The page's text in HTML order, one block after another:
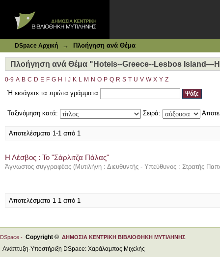
DSpace Αρχική → Πλοήγηση ανά Θέμα
Πλοήγηση ανά Θέμα "Hotels--Greece--Lesbos
0-9 A B C D E F G H J K L M N O P Q R S T U V W X Y Z
Ή εισάγετε τα πρώτα γράμματα:
Ταξινόμηση κατά: Σειρά:
Αποτελέσματα 1-1 από 1
Η Λέσβος : Το "Σάρλιτζα Πάλας"
Άγνωστος συγγραφέας (Μυτιλήνη : Διευθυντής - Υπεύθυνος : Στρατής
Αποτελέσματα 1-1 από 1
DSpace - Copyright © ΔΗΜΟΣΙΑ ΚΕΝΤΡΙΚΗ ΒΙΒΛΙΟΘΗΚΗ ΜΥΤΙΛΗΝΗΣ
Ανάπτυξη-Υποστήριξη DSpace: Χαράλαμπος Μιχελής